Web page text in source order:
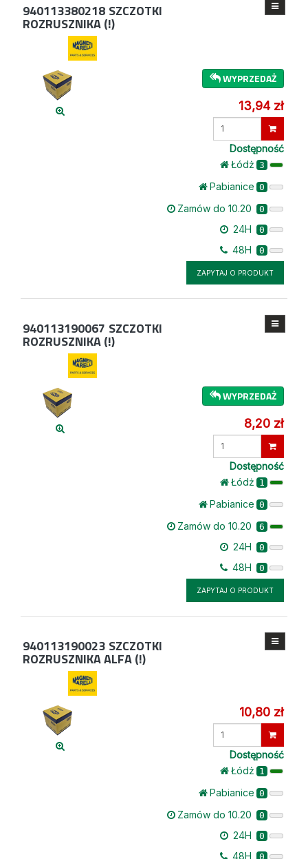
940113380218 SZCZOTKI
ROZRUSZNIKA (!)
WYPRZEDAŻ
13,94 zł
Wprowadź
Dostępność
Łódż 3
Pabianice 0
Zamów do 10.20 0
24H 0
48H 0
ZAPYTAJ O PRODUKT
940113190067 SZCZOTKI
ROZRUSZNIKA (!)
WYPRZEDAŻ
8,20 zł
Wprowadź
Dostępność
Łódż 1
Pabianice 0
Zamów do 10.20 6
24H 0
48H 0
ZAPYTAJ O PRODUKT
940113190023 SZCZOTKI
ROZRUSZNIKA ALFA (!)
10,80 zł
Wprowadź
Dostępność
Łódż 1
Pabianice 0
Zamów do 10.20 0
24H 0
48H 0